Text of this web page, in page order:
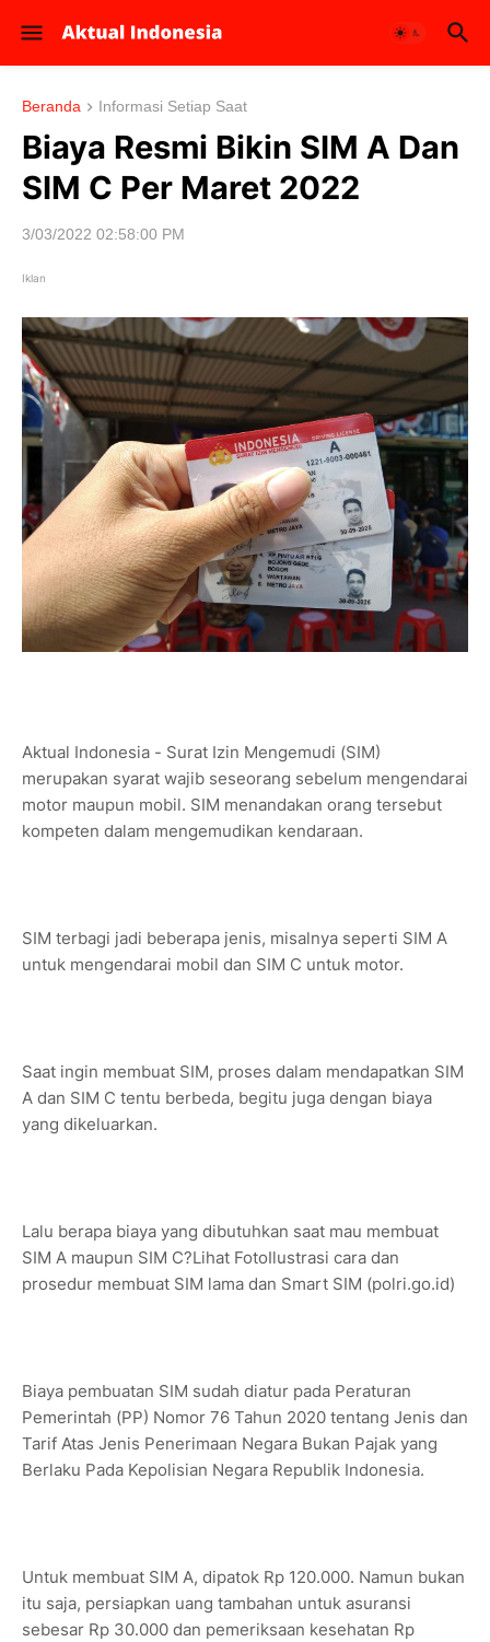
Beranda Informasi Setiap Saat
Biaya Resmi Bikin SIM A Dan
SIM C Per Maret 2022
3/03/2022 02:58:00 PM
Iklan
Aktual Indonesia - Surat Izin Mengemudi (SIM)
merupakan syarat wajib seseorang sebelum mengendarai
motor maupun mobil. SIM menandakan orang tersebut
kompeten dalam mengemudikan kendaraan.
SIM terbagi jadi beberapa jenis, misalnya seperti SIM A
untuk mengendarai mobil dan SIM C untuk motor.
Saat ingin membuat SIM, proses dalam mendapatkan SIM
A dan SIM C tentu berbeda, begitu juga dengan biaya
yang dikeluarkan.
Lalu berapa biaya yang dibutuhkan saat mau membuat
SIM A maupun SIM C?Lihat FotoIlustrasi cara dan
prosedur membuat SIM lama dan Smart SIM (polri.go.id)
Biaya pembuatan SIM sudah diatur pada Peraturan
Pemerintah (PP) Nomor 76 Tahun 2020 tentang Jenis dan
Tarif Atas Jenis Penerimaan Negara Bukan Pajak yang
Berlaku Pada Kepolisian Negara Republik Indonesia.
Untuk membuat SIM A, dipatok Rp 120.000. Namun bukan
itu saja, persiapkan uang tambahan untuk asuransi
sebesar Rp 30.000 dan pemeriksaan kesehatan Rp